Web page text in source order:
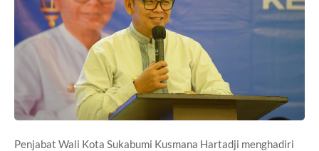
Penjabat Wali Kota Sukabumi Kusmana Hartadji menghadiri